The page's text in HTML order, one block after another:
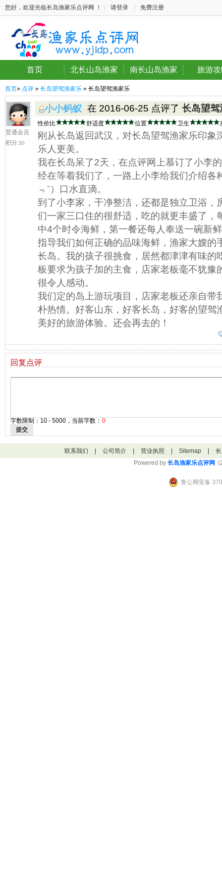
您好，欢迎光临长岛渔家乐点评网 ！ 请登录 免费注册
首页 北长山岛渔家 南长山岛渔家 旅游
首页» 点评 » 长岛望驾渔家乐 » 长岛望驾渔家乐
普通会员
积分:30
小小蚂蚁 在 2016-06-25 点评了 长岛望驾
性价比 舒适度 位置 卫生
刚从长岛返回武汉，对长岛望驾渔家乐印象
乐人更美。
我在长岛呆了2天，在点评网上慕订了小李
经在等着我们了，一路上小李给我们介绍各
﹃ˉ）口水直滴。
到了小李家，干净整洁，还都是独立卫浴，
们一家三口住的很舒适，吃的就更丰盛了，
中4个时令海鲜，第一餐还每人奉送一碗新
指导我们如何正确的品味海鲜，渔家大嫂的
长岛。我的孩子很挑食，居然都津津有味的
板要求为孩子加的主食，店家老板毫不犹豫
很令人感动。
我们定的岛上游玩项目，店家老板还亲自带
朴热情。好客山东，好客长岛，好客的望驾
美好的旅游体验。还会再去的！
回复点评
字数限制：10 - 5000，当前字数： 0
提交
联系我们 公司简介 营业执照 Sitemap
Powered by 长岛渔家乐点评网
鲁公网安备